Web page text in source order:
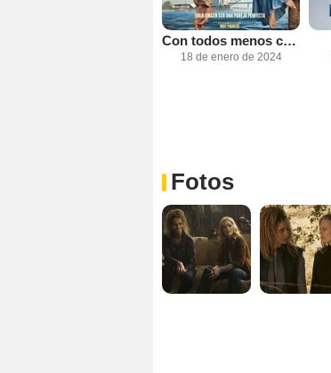
Con todos menos contigo
18 de enero de 2024
Fotos